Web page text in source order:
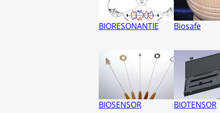
BIORESONANTIE Biosafe
BIOSENSOR BIOTENSOR